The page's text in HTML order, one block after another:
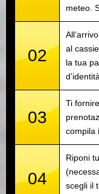
meteo.
02
al
la tua
03
Ti
compila
04
Riponi
scegli il